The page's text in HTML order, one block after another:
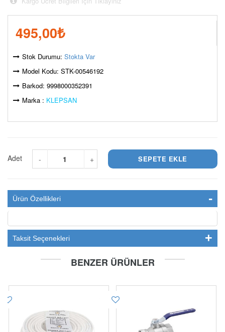
495,00₺
Stok Durumu: Stokta Var
Model Kodu: STK-00546192
Barkod: 9998000352391
Marka : KLEPSAN
Adet +
-
Ürün Özellikleri
Taksit Seçenekleri
BENZER ÜRÜNLER